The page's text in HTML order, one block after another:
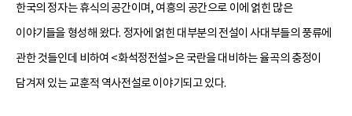
한국의 정자는 휴식의 공간이며, 여흥의 공간으로 이에 얽힌 많은
이야기들을 형성해 왔다. 정자에 얽힌 대부분의 전설이 사대부들의 풍류에
관한 것들인데 비하여 <화석정전설>은 국란을 대비하는 율곡의 충정이
담겨져 있는 교훈적 역사전설로 이야기되고 있다.